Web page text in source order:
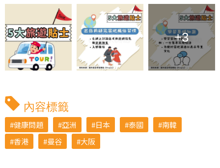
+3
內容標籤
健康問題 亞洲 日本 泰國
南韓
香港
曼谷 大阪